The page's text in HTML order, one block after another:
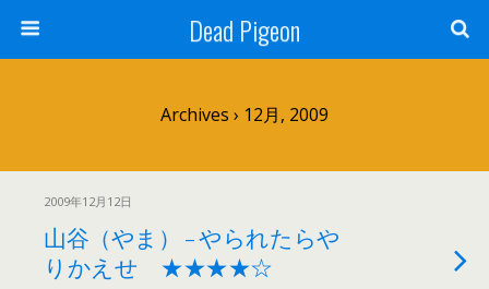
Dead Pigeon
Archives › 12月, 2009
2009年12月12日
山谷（やま） – やられたらや
りかえせ ★★★★☆